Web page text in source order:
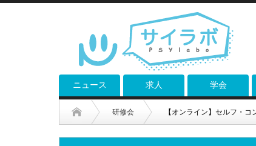
ニュース 求人 学会
研修会 【オンライン】セルフ・